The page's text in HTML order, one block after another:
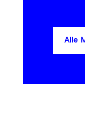
Alle